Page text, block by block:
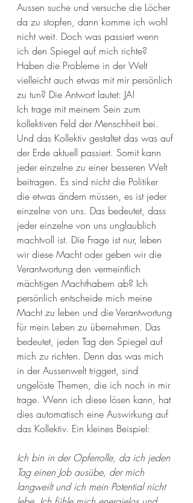
Aussen suche und versuche die Löcher
da zu stopfen, dann komme ich wohl
nicht weit. Doch was passiert wenn
ich den Spiegel auf mich richte?
Haben die Probleme in der Welt
vielleicht auch etwas mit mir persönlich
zu tun? Die Antwort lautet: JA!
Ich trage mit meinem Sein zum
kollektiven Feld der Menschheit bei.
Und das Kollektiv gestaltet das was auf
der Erde aktuell passiert. Somit kann
jeder einzelne zu einer besseren Welt
beitragen. Es sind nicht die Politiker
die etwas ändern müssen, es ist jeder
einzelne von uns. Das bedeutet, dass
jeder einzelne von uns unglaublich
machtvoll ist. Die Frage ist nur, leben
wir diese Macht oder geben wir die
Verantwortung den vermeintlich
mächtigen Machthabern ab? Ich
persönlich entscheide mich meine
Macht zu leben und die Verantwortung
für mein Leben zu übernehmen. Das
bedeutet, jeden Tag den Spiegel auf
mich zu richten. Denn das was mich
in der Aussenwelt triggert, sind
ungelöste Themen, die ich noch in mir
trage. Wenn ich diese lösen kann, hat
dies automatisch eine Auswirkung auf
das Kollektiv. Ein kleines Beispiel:
Ich bin in der Opferrolle, da ich jeden
Tag einen Job ausübe, der mich
langweilt und ich mein Potential nicht